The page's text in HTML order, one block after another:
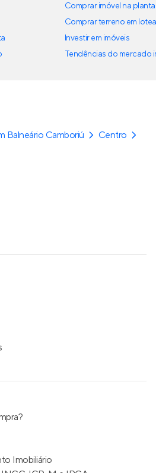
Comprar imóvel na planta
Comprar terreno em
Investir em imóveis
Tendências do mercado
Balneário Camboriú
Centro
Imobiliário